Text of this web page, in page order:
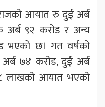
आयात रु दुई अर्ब
९२ करोड र अन्य
भएको छ। गत वर्षको
७४ करोड, दुई अर्ब
लाखको आयात भएको